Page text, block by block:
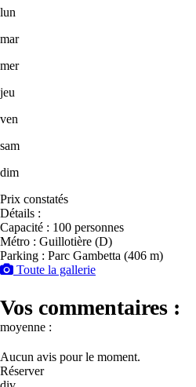
lun
mar
mer
jeu
ven
sam
dim
Prix constatés
Détails :
Capacité : 100 personnes
Métro : Guillotière (D)
Parking : Parc Gambetta (406 m)
Toute la gallerie
Vos commentaires :
moyenne :
Aucun avis pour le moment.
Réserver